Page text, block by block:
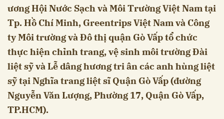
ương Hội Nước Sạch và Môi Trường Việt Nam tại
Tp. Hồ Chí Minh, Greentrips Việt Nam và Công
ty Môi trường và Đô thị quận Gò Vấp tổ chức
thực hiện chỉnh trang, vệ sinh môi trường Đài
liệt sỹ và Lễ dâng hương tri ân các anh hùng liệt
sỹ tại Nghĩa trang liệt sĩ Quận Gò Vấp (đường
Nguyễn Văn Lượng, Phường 17, Quận Gò Vấp,
TP.HCM).